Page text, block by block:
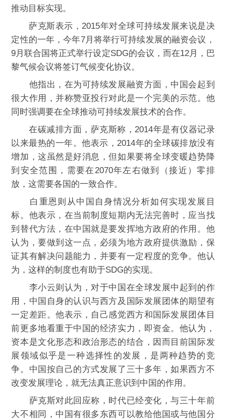
推动目标实现。
萨克斯表示，2015年对全球可持续发展来说是决
定性的一年，今年7月将举行可持续发展的融资会议，
9月联合国将正式举行设定SDG的会议，而在12月，巴
黎气候会议将签订气候变化协议。
他指出，在为可持续发展融资方面，中国会起到
很大作用，并称赞亚投行对此是一个完美的示范。他
同时强调要在全球推动可持续发展技术的合作。
在碳减排方面，萨克斯称，2014年是有仪器记录
以来最热的一年。他表示，2014年的全球碳排放没有
增加，这虽然是好消息，但如果要将全球变暖趋势降
到安全范围，需要在2070年左右做到（接近）零排
放，这需要各国的一致合作。
白重恩则从中国自身情况分析如何实现发展目
标。他表示，在当前制度短期内无法完善时，应当找
到替代方法，在中国就是要发挥地方政府的作用。他
认为，要做到这一点，必须为地方政府提供激励，保
证其有解决问题能力，并要有一定程度的竞争。他认
为，这样的制度也有助于SDG的实现。
李小云则认为，对于中国在全球发展中起到的作
用，中国自身的认识与西方及国际发展团体的期望有
一定差距。他表示，自己感觉西方和国际发展团体目
前更多地看重于中国的经济实力，即资金。他认为，
资本是文化形态和政治形态的结合，因而目前国际发
展领域似乎是一种选择性的发展，是两种趋势的竞
争。中国按自己的方式发展了三十多年，如果西方不
改变发展理论，就无法真正意识到中国的作用。
萨克斯对此回应称，时代已经变化，与三十年前
大不相同，中国有很多东西可以教给他国或与他国分